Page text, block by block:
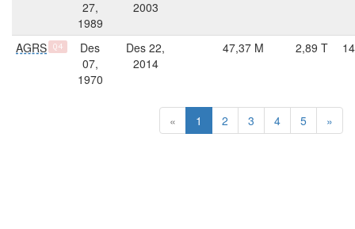
27,
1989
2003
AGRS Q4
Des
07,
1970
Des 22,
2014
47,37 M 2,89 T
« 1 2 3 4 5 »